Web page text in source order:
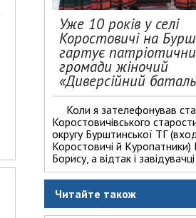
Уже 10 років у селі
Коростовичі на
гартує
громади жіночий
«Диверсійний
Коли я зателефонував
Коростовичівського
округу Бурштинської ТГ
Коростовичі й Куропатники)
Борису, а відтак і
Читайте також